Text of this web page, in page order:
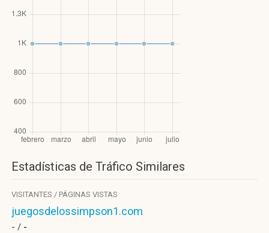
Estadísticas de Tráfico Similares
VISITANTES / PÁGINAS VISTAS
juegosdelossimpson1.com
- / -